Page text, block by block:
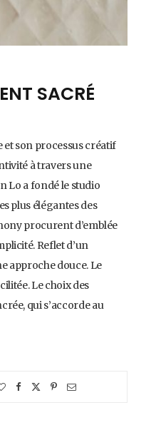
SACRÉ
et son processus créatif
à travers une
Lo a fondé le studio
plus élégantes des
procurent d’emblée
Reflet d’un
approche douce. Le
Le choix des
qui s’accorde au